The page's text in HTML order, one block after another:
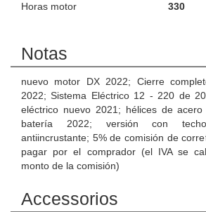
Horas motor 330
Notas
nuevo motor DX 2022; Cierre
2022; Sistema Eléctrico 12 - 220 de
eléctrico nuevo 2021; hélices de
batería 2022; versión con
antiincrustante; 5% de comisión de
pagar por el comprador (el IVA se
monto de la comisión)
Accessorios